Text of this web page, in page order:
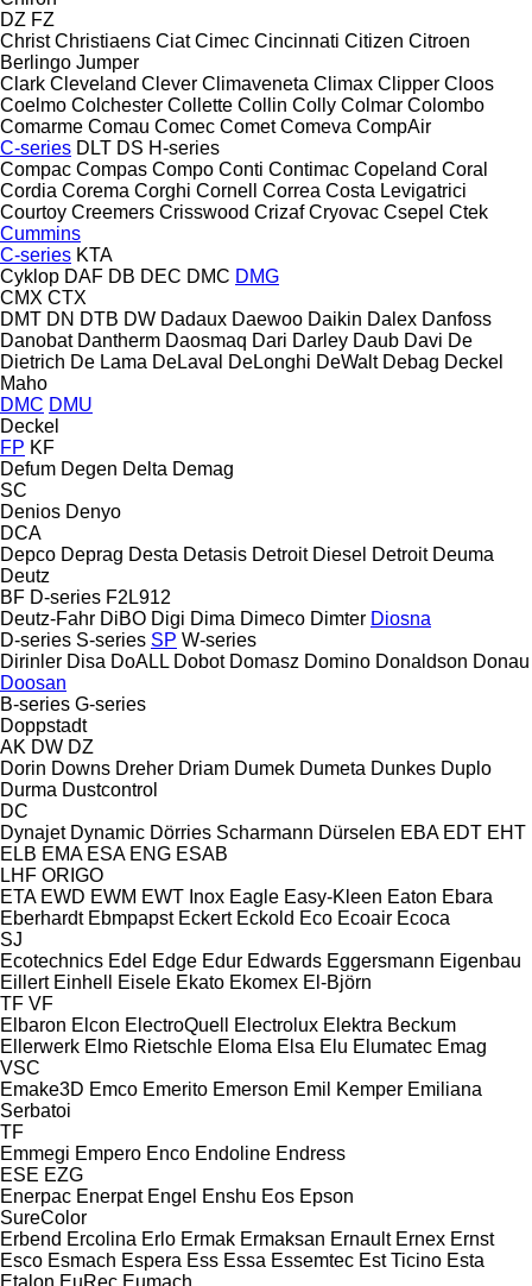
DZ FZ
Christ Christiaens Ciat Cimec Cincinnati Citizen Citroen
Berlingo Jumper
Clark Cleveland Clever Climaveneta Climax Clipper Cloos
Coelmo Colchester Collette Collin Colly Colmar Colombo
Comarme Comau Comec Comet Comeva CompAir
C-series DLT DS H-series
Compac Compas Compo Conti Contimac Copeland Coral
Cordia Corema Corghi Cornell Correa Costa Levigatrici
Courtoy Creemers Crisswood Crizaf Cryovac Csepel Ctek
Cummins
C-series KTA
Cyklop DAF DB DEC DMC DMG
CMX CTX
DMT DN DTB DW Dadaux Daewoo Daikin Dalex Danfoss
Danobat Dantherm Daosmaq Dari Darley Daub Davi De
Dietrich De Lama DeLaval DeLonghi DeWalt Debag Deckel
Maho
DMC DMU
Deckel
FP KF
Defum Degen Delta Demag
SC
Denios Denyo
DCA
Depco Deprag Desta Detasis Detroit Diesel Detroit Deuma
Deutz
BF D-series F2L912
Deutz-Fahr DiBO Digi Dima Dimeco Dimter Diosna
D-series S-series SP W-series
Dirinler Disa DoALL Dobot Domasz Domino Donaldson Donau
Doosan
B-series G-series
Doppstadt
AK DW DZ
Dorin Downs Dreher Driam Dumek Dumeta Dunkes Duplo
Durma Dustcontrol
DC
Dynajet Dynamic Dörries Scharmann Dürselen EBA EDT EHT
ELB EMA ESA ENG ESAB
LHF ORIGO
ETA EWD EWM EWT Inox Eagle Easy-Kleen Eaton Ebara
Eberhardt Ebmpapst Eckert Eckold Eco Ecoair Ecoca
SJ
Ecotechnics Edel Edge Edur Edwards Eggersmann Eigenbau
Eillert Einhell Eisele Ekato Ekomex El-Björn
TF VF
Elbaron Elcon ElectroQuell Electrolux Elektra Beckum
Ellerwerk Elmo Rietschle Eloma Elsa Elu Elumatec Emag
VSC
Emake3D Emco Emerito Emerson Emil Kemper Emiliana
Serbatoi
TF
Emmegi Empero Enco Endoline Endress
ESE EZG
Enerpac Enerpat Engel Enshu Eos Epson
SureColor
Erbend Ercolina Erlo Ermak Ermaksan Ernault Ernex Ernst
Esco Esmach Espera Ess Essa Essemtec Est Ticino Esta
Etalon EuRec Eumach